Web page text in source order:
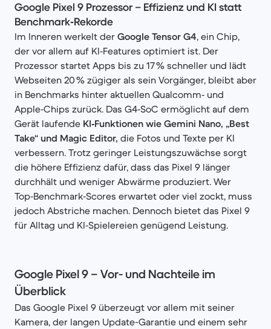
Google Pixel 9 Prozessor – Effizienz und KI statt
Benchmark‑Rekorde
Im Inneren werkelt der Google Tensor G4, ein Chip,
der vor allem auf KI‑Features optimiert ist. Der
Prozessor startet Apps bis zu 17 % schneller und lädt
Webseiten 20 % zügiger als sein Vorgänger, bleibt aber
in Benchmarks hinter aktuellen Qualcomm‑ und
Apple‑Chips zurück. Das G4‑SoC ermöglicht auf dem
Gerät laufende KI‑Funktionen wie Gemini Nano, „Best
Take“ und Magic Editor, die Fotos und Texte per KI
verbessern. Trotz geringer Leistungszuwächse sorgt
die höhere Effizienz dafür, dass das Pixel 9 länger
durchhält und weniger Abwärme produziert. Wer
Top‑Benchmark‑Scores erwartet oder viel zockt, muss
jedoch Abstriche machen. Dennoch bietet das Pixel 9
für Alltag und KI‑Spielereien genügend Leistung.
Google Pixel 9 – Vor- und Nachteile im
Überblick
Das Google Pixel 9 überzeugt vor allem mit seiner
Kamera, der langen Update-Garantie und einem sehr